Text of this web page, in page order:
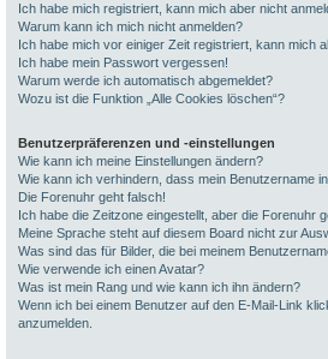
Ich habe mich registriert, kann mich aber nicht
Warum kann ich mich nicht anmelden?
Ich habe mich vor einiger Zeit registriert, kann mich
Ich habe mein Passwort vergessen!
Warum werde ich automatisch abgemeldet?
Wozu ist die Funktion „Alle Cookies löschen“?
Benutzerpräferenzen und -einstellungen
Wie kann ich meine Einstellungen ändern?
Wie kann ich verhindern, dass mein Benutzername
Die Forenuhr geht falsch!
Ich habe die Zeitzone eingestellt, aber die Forenuhr
Meine Sprache steht auf diesem Board nicht zur
Was sind das für Bilder, die bei meinem
Wie verwende ich einen Avatar?
Was ist mein Rang und wie kann ich ihn ändern?
Wenn ich bei einem Benutzer auf den E-Mail-Link
anzumelden.